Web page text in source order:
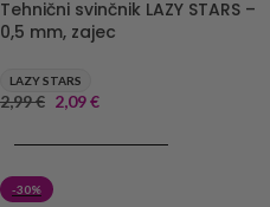
Tehnični svinčnik LAZY STARS –
0,5 mm, zajec
LAZY STARS
2,99€ 2,09€
-30%